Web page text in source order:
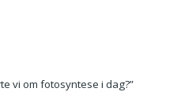
vi om fotosyntese i dag?”